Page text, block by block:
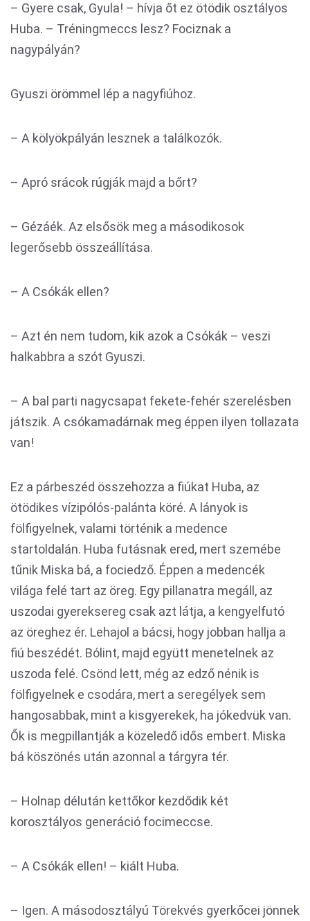
– Gyere csak, Gyula! – hívja őt ez ötödik osztályos
Huba. – Tréningmeccs lesz? Fociznak a
nagypályán?
Gyuszi örömmel lép a nagyfiúhoz.
– A kölyökpályán lesznek a találkozók.
– Apró srácok rúgják majd a bőrt?
– Gézáék. Az elsősök meg a másodikosok
legerősebb összeállítása.
– A Csókák ellen?
– Azt én nem tudom, kik azok a Csókák – veszi
halkabbra a szót Gyuszi.
– A bal parti nagycsapat fekete-fehér szerelésben
játszik. A csókamadárnak meg éppen ilyen tollazata
van!
Ez a párbeszéd összehozza a fiúkat Huba, az
ötödikes vízipólós-palánta köré. A lányok is
fölfigyelnek, valami történik a medence
startoldalán. Huba futásnak ered, mert szemébe
tűnik Miska bá, a fociedző. Éppen a medencék
világa felé tart az öreg. Egy pillanatra megáll, az
uszodai gyereksereg csak azt látja, a kengyelfutó
az öreghez ér. Lehajol a bácsi, hogy jobban hallja a
fiú beszédét. Bólint, majd együtt menetelnek az
uszoda felé. Csönd lett, még az edző nénik is
fölfigyelnek e csodára, mert a seregélyek sem
hangosabbak, mint a kisgyerekek, ha jókedvük van.
Ők is megpillantják a közeledő idős embert. Miska
bá köszönés után azonnal a tárgyra tér.
– Holnap délután kettőkor kezdődik két
korosztályos generáció focimeccse.
– A Csókák ellen! – kiált Huba.
– Igen. A másodosztályú Törekvés gyerkőcei jönnek